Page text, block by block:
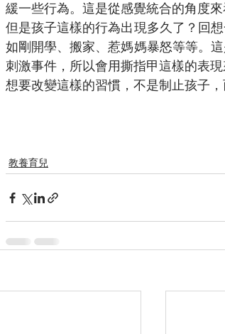
緩一些行為。這是從感覺統合的角度
但是孩子這樣的行為出現多久了？回
如剛開學、搬家、惹媽媽暴怒等等。
刺激事件，所以會用撕指甲這樣的表
想要改變這樣的習慣，不是制止孩子
教養育兒